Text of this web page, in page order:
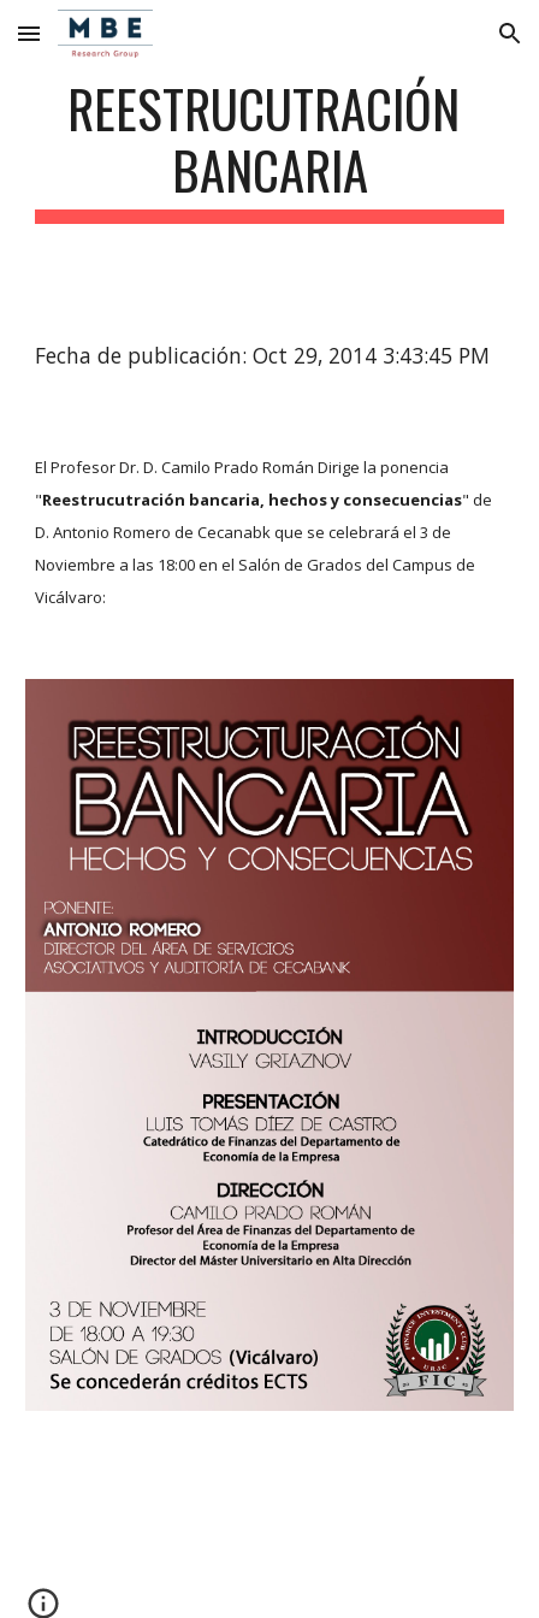
Skip to main content Skip to navigation
REESTRUCUTRACIÓN
BANCARIA
Fecha de publicación: Oct 29, 2014 3:43:45 PM
El Profesor Dr. D. Camilo Prado Román Dirige la ponencia
"Reestrucutración bancaria, hechos y consecuencias" de
D. Antonio Romero de Cecanabk que se celebrará el 3 de
Noviembre a las 18:00 en el Salón de Grados del Campus de
Vicálvaro: